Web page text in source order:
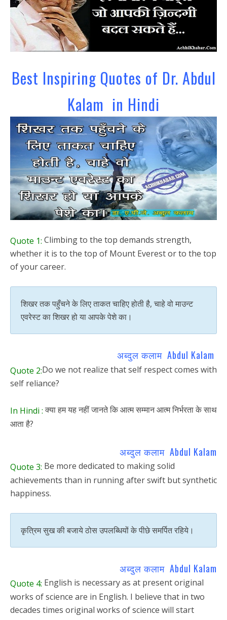
Best Inspiring Quotes of Dr. Abdul
Kalam in Hindi
Quote 1: Climbing to the top demands strength,
whether it is to the top of Mount Everest or to the top
of your career.
शिखर तक पहुँचने के लिए ताकत चाहिए होती है, चाहे वो माउन्ट
एवरेस्ट का शिखर हो या आपके पेशे का।
अब्दुल कलाम Abdul Kalam
Quote 2:Do we not realize that self respect comes with
self reliance?
In Hindi :क्या हम यह नहीं जानते कि आत्म सम्मान आत्म निर्भरता के साथ
आता है?
अब्दुल कलाम Abdul Kalam
Quote 3: Be more dedicated to making solid
achievements than in running after swift but synthetic
happiness.
कृत्रिम सुख की बजाये ठोस उपलब्धियों के पीछे समर्पित रहिये।
अब्दुल कलाम Abdul Kalam
Quote 4: English is necessary as at present original
works of science are in English. I believe that in two
decades times original works of science will start